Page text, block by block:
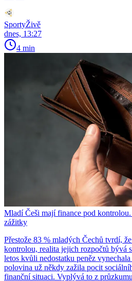
SportyŽivě
dnes, 13:27
4 min
Mladí Češi mají finance pod
zážitky
Přestože 83 % mladých Čechů tvrdí,
kontrolou, realita jejich rozpočtů bývá
letos kvůli nedostatku peněz
polovina už někdy zažila pocit
finanční situaci. Vyplývá to z